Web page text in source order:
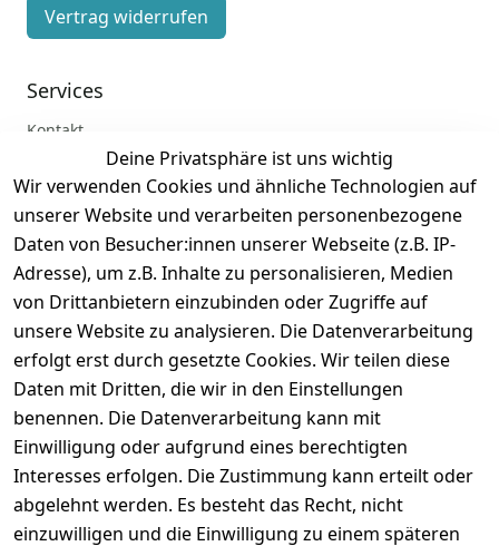
Deine Privatsphäre ist uns wichtig
Wir verwenden Cookies und ähnliche Technologien auf
unserer Website und verarbeiten personenbezogene
Daten von Besucher:innen unserer Webseite (z.B. IP-
Adresse), um z.B. Inhalte zu personalisieren, Medien
von Drittanbietern einzubinden oder Zugriffe auf
unsere Website zu analysieren. Die Datenverarbeitung
erfolgt erst durch gesetzte Cookies. Wir teilen diese
Daten mit Dritten, die wir in den Einstellungen
benennen. Die Datenverarbeitung kann mit
Einwilligung oder aufgrund eines berechtigten
Interesses erfolgen. Die Zustimmung kann erteilt oder
abgelehnt werden. Es besteht das Recht, nicht
einzuwilligen und die Einwilligung zu einem späteren
Vertrag widerrufen
Services
Kontakt
Registrieren
Zahlung und Versand